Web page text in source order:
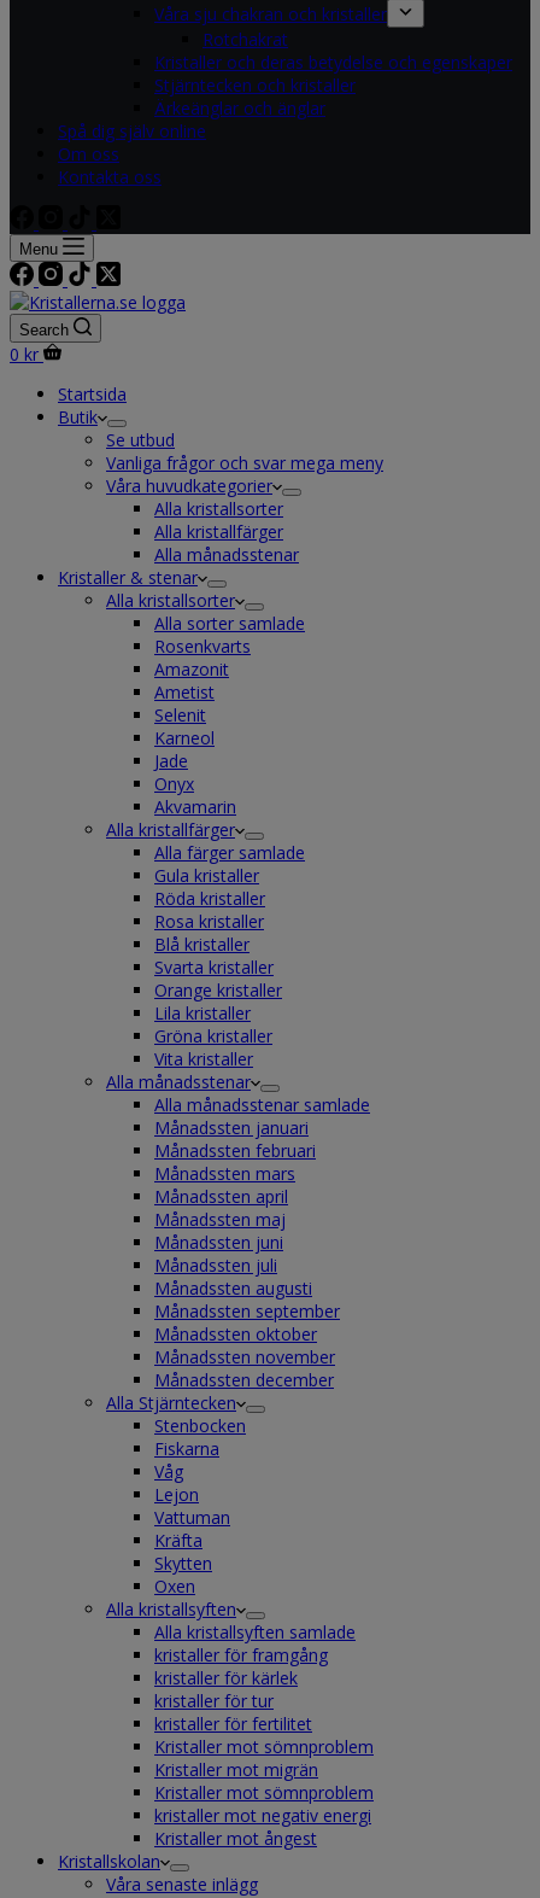
Våra sju chakran och kristaller
Rotchakrat
Kristaller och deras betydelse och egenskaper
Stjärntecken och kristaller
Ärkeänglar och änglar
Spå dig själv online
Om oss
Kontakta oss
Menu
Search
Shopping
0 kr
Startsida
Butik
Se utbud
Vanliga frågor och svar mega meny
Våra huvudkategorier
Alla kristallsorter
Alla kristallfärger
Alla månadsstenar
Kristaller & stenar
Alla kristallsorter
Alla sorter samlade
Rosenkvarts
Amazonit
Ametist
Selenit
Karneol
Jade
Onyx
Akvamarin
Alla kristallfärger
Alla färger samlade
Gula kristaller
Röda kristaller
Rosa kristaller
Blå kristaller
Svarta kristaller
Orange kristaller
Lila kristaller
Gröna kristaller
Vita kristaller
Alla månadsstenar
Alla månadsstenar samlade
Månadssten januari
Månadssten februari
Månadssten mars
Månadssten april
Månadssten maj
Månadssten juni
Månadssten juli
Månadssten augusti
Månadssten september
Månadssten oktober
Månadssten november
Månadssten december
Alla Stjärntecken
Stenbocken
Fiskarna
Våg
Lejon
Vattuman
Kräfta
Skytten
Oxen
Alla kristallsyften
Alla kristallsyften samlade
kristaller för framgång
kristaller för kärlek
kristaller för tur
kristaller för fertilitet
Kristaller mot sömnproblem
Kristaller mot migrän
Kristaller mot sömnproblem
kristaller mot negativ energi
Kristaller mot ångest
Kristallskolan
Våra senaste inlägg